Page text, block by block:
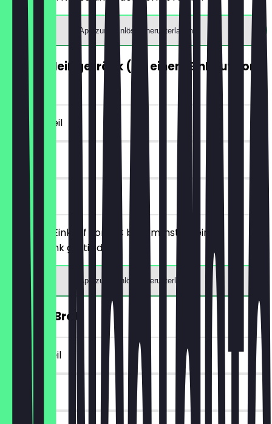
App zum Einlösen herunterladen
GRATIS Heißgetränk (ab einem Einkauf von
~4 € Vorteil
7 Tage
vor Ort
Ab einem Einkauf von 5€ bekommst du ein
Heißgetränk gratis dazu.
App zum Einlösen herunterladen
30% auf Brot
~2 € Vorteil
14 Tage